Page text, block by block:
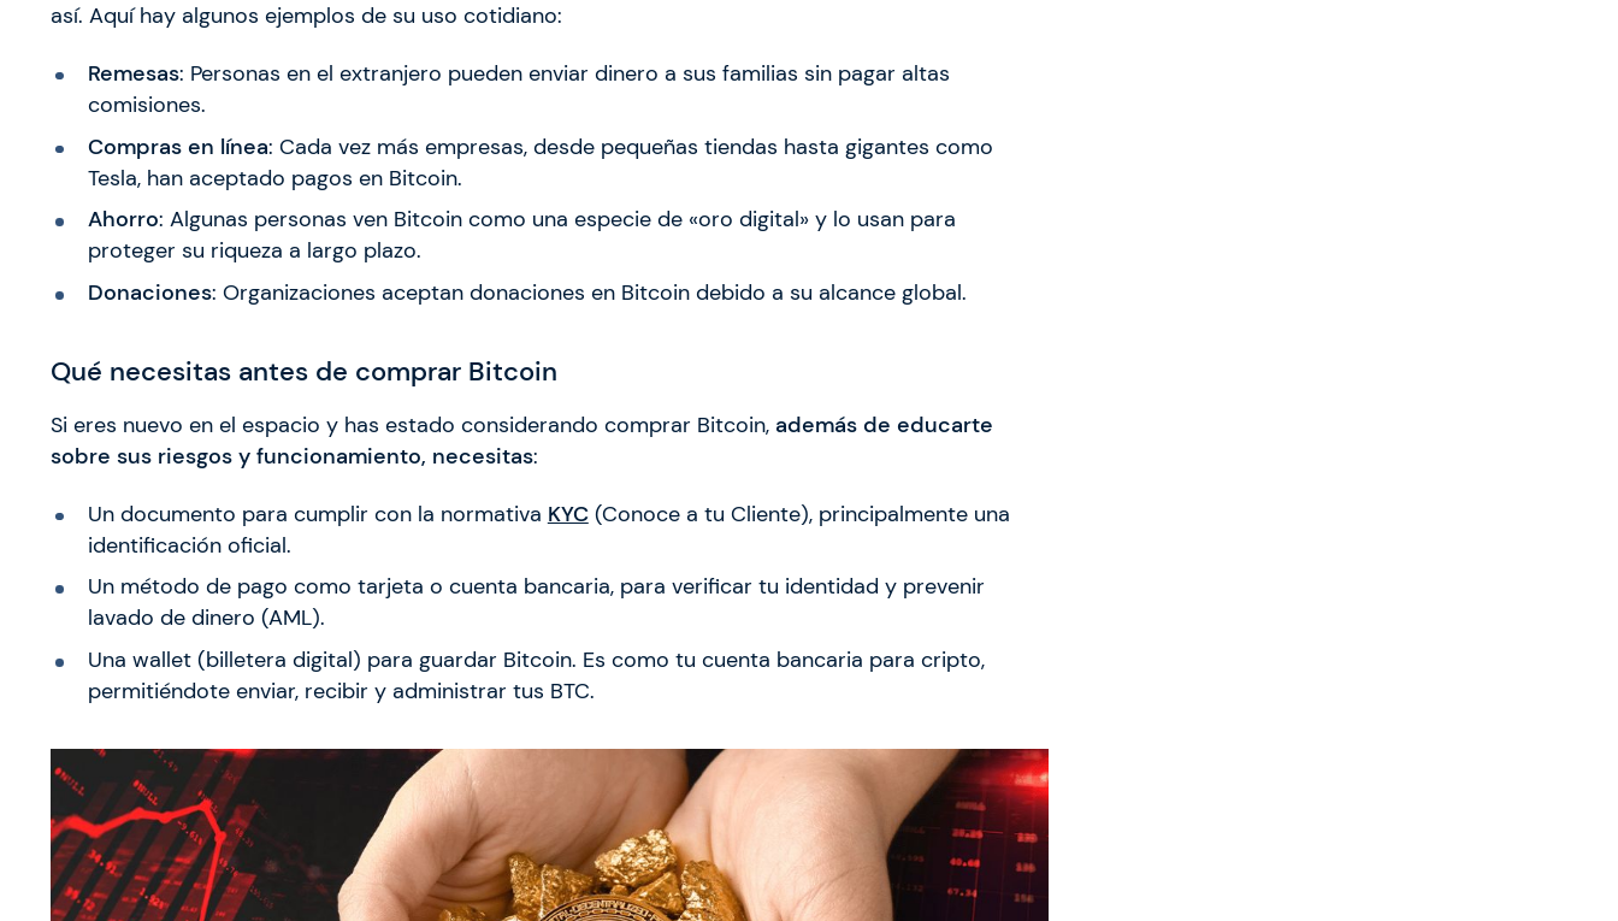
así. Aquí hay algunos ejemplos de su uso cotidiano:
Remesas: Personas en el extranjero pueden enviar dinero a sus familias sin pagar altas
comisiones.
Compras en línea: Cada vez más empresas, desde pequeñas tiendas hasta gigantes como
Tesla, han aceptado pagos en Bitcoin.
Ahorro: Algunas personas ven Bitcoin como una especie de «oro digital» y lo usan para
proteger su riqueza a largo plazo.
Donaciones: Organizaciones aceptan donaciones en Bitcoin debido a su alcance global.
Qué necesitas antes de comprar Bitcoin
Si eres nuevo en el espacio y has estado considerando comprar Bitcoin, además de educarte
sobre sus riesgos y funcionamiento, necesitas:
Un documento para cumplir con la normativa KYC(Conoce a tu Cliente), principalmente una
identificación oficial.
Un método de pago como tarjeta o cuenta bancaria, para verificar tu identidad y prevenir
lavado de dinero (AML).
Una wallet (billetera digital) para guardar Bitcoin. Es como tu cuenta bancaria para cripto,
permitiéndote enviar, recibir y administrar tus BTC.